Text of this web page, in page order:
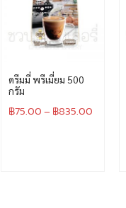
ดรีมมี่ พรีเมี่ยม 500
กรัม
฿75.00– ฿835.00